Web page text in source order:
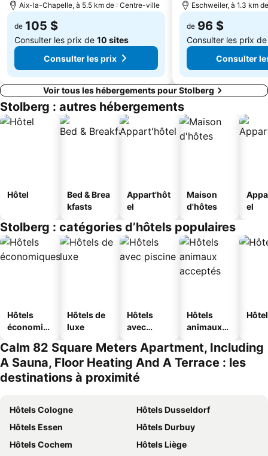
Aix-la-Chapelle, à 5.5 km de : Centre-ville
de 105 $
Consulter les prix de 10 sites
Consulter les prix
Eschweiler, à 1.3 km
de 96 $
Consulter les prix
Consulter
Voir tous les hébergements pour Stolberg
Stolberg : autres hébergements
Hôtel
Bed & Brea
kfasts
Appart'hôt
el
Maison
d'hôtes
el
Stolberg : catégories d’hôtels populaires
Hôtels
économiq
Hôtels de
luxe
Hôtels
avec
Hôtels
animaux
Calm 82 Square Meters Apartment, Including
A Sauna, Floor Heating And A Terrace : les
destinations à proximité
Hôtels Cologne
Hôtels Dusseldorf
Hôtels Essen
Hôtels Durbuy
Hôtels Cochem
Hôtels Liège